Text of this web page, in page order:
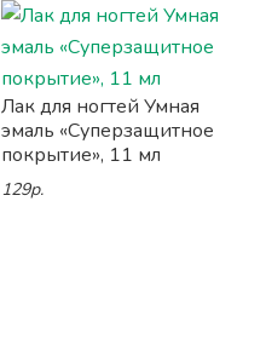
Лак для ногтей Умная
эмаль «Суперзащитное
покрытие», 11 мл
129р.